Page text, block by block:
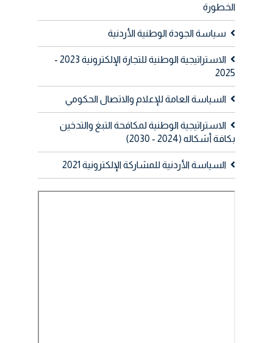
الخطورة
سياسة الجودة الوطنية الأردنية
الاستراتيجية الوطنية للتجارة الإلكترونية 2023 -
2025
السياسة العامة للإعلام والاتصال الحكومي
الاستراتيجية الوطنية لمكافحة التبغ والتدخين
بكافة أشكاله (2024 - 2030)
السياسة الأردنية للمشاركة الإلكترونية 2021